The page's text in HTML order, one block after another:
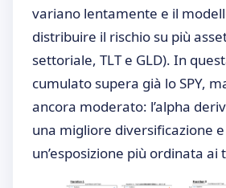
variano lentamente e il
distribuire il rischio su più
settoriale, TLT e GLD). In
cumulato supera già lo SPY,
ancora moderato: l’alpha
una migliore diversificazione
un’esposizione più ordinata ai